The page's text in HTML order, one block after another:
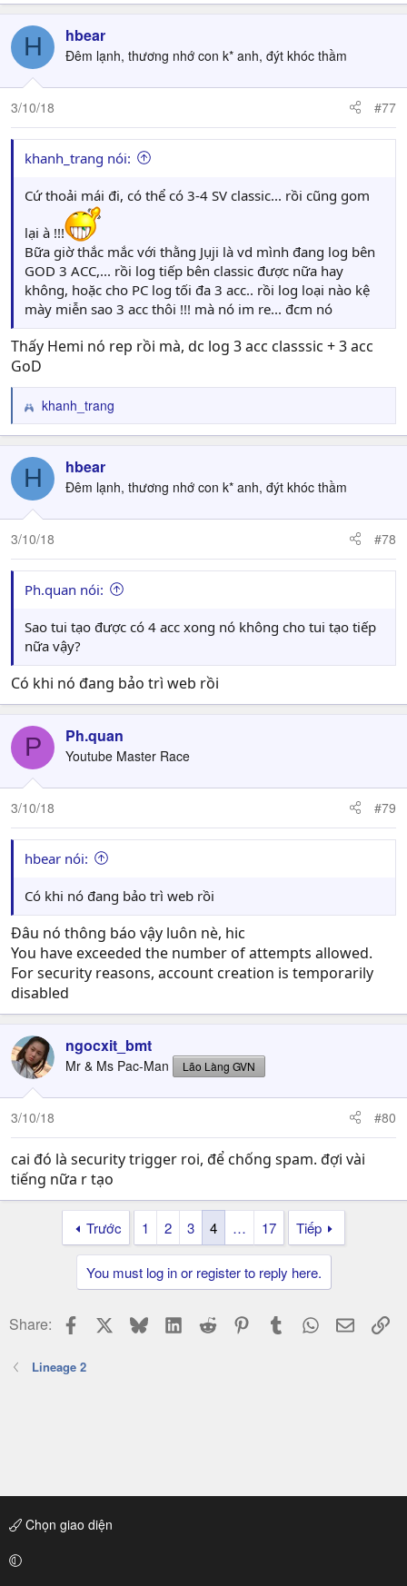
H hbear
Đêm lạnh, thương nhớ con k* anh, đýt khóc thầm
3/10/18 #77
khanh_trang nói:
Cứ thoải mái đi, có thể có 3-4 SV classic... rồi cũng gom
lại à !!!
Bữa giờ thắc mắc với thằng Jụji là vd mình đang log bên
GOD 3 ACC,... rồi log tiếp bên classic được nữa hay
không, hoặc cho PC log tối đa 3 acc.. rồi log loại nào kệ
mày miễn sao 3 acc thôi !!! mà nó im re... đcm nó
Thấy Hemi nó rep rồi mà, dc log 3 acc classsic + 3 acc
GoD
R
e
c
i
o
n
s
:
khanh_trang
H hbear
Đêm lạnh, thương nhớ con k* anh, đýt khóc thầm
3/10/18 #78
Ph.quan nói:
Sao tui tạo được có 4 acc xong nó không cho tui tạo tiếp
nữa vậy?
Có khi nó đang bảo trì web rồi
P Ph.quan
Youtube Master Race
3/10/18 #79
hbear nói:
Có khi nó đang bảo trì web rồi
Đâu nó thông báo vậy luôn nè, hic
You have exceeded the number of attempts allowed.
For security reasons, account creation is temporarily
disabled
ngocxit_bmt
Mr & Ms Pac-Man Lão Làng GVN
3/10/18 #80
cai đó là security trigger roi, để chống spam. đợi vài
tiếng nữa r tạo
Trước 1 2 3 4 … 17 Tiếp
You must log in or register to reply here.
Share: Facebook BlueskyLinkedIn
Reddit PinterestTumblr WhatsApp
Email
Lineage 2
Chọn giao diện